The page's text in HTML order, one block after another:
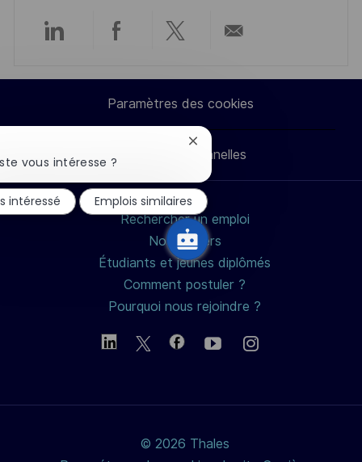
s
e
Partager
via
LinkedIn
Partager
via
Facebook
Partager
via
twitter
par
e-
mail
Paramètres des cookies
Données personnelles
Rechercher un emploi
Nos métiers
Étudiants et jeunes diplômés
Comment postuler ?
Pourquoi nous rejoindre ?
© 2026 Thales
vous intéresse ?
Fermer
notification
du
chatbot
intéressé Emplois similaires